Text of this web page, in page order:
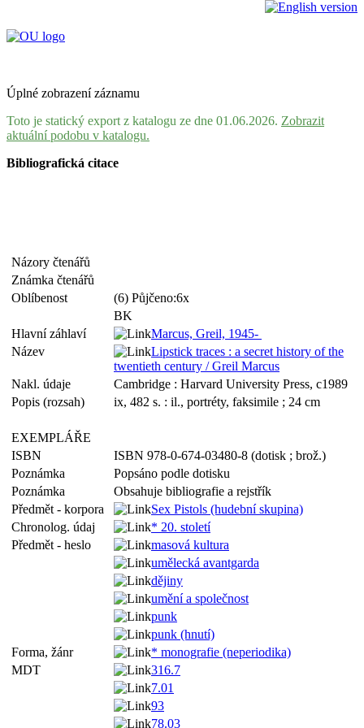
Úplné zobrazení záznamu
Toto je statický export z katalogu ze dne 01.06.2026. Zobrazit
aktuální podobu v katalogu.
Bibliografická citace
Názory čtenářů
Známka čtenářů
Oblíbenost
(6) Půjčeno:6x
BK
Hlavní záhlaví
Marcus, Greil, 1945-
Název
Lipstick traces : a secret history of the
twentieth century / Greil Marcus
Nakl. údaje
Cambridge : Harvard University Press, c1989
Popis (rozsah)
ix, 482 s. : il., portréty, faksimile ; 24 cm
EXEMPLÁŘE
ISBN
ISBN 978-0-674-03480-8 (dotisk ; brož.)
Poznámka
Popsáno podle dotisku
Poznámka
Obsahuje bibliografie a rejstřík
Předmět - korpora
Sex Pistols (hudební skupina)
Chronolog. údaj
* 20. století
Předmět - heslo
masová kultura
umělecká avantgarda
dějiny
umění a společnost
punk
punk (hnutí)
Forma, žánr
* monografie (neperiodika)
MDT
316.7
7.01
93
78.03